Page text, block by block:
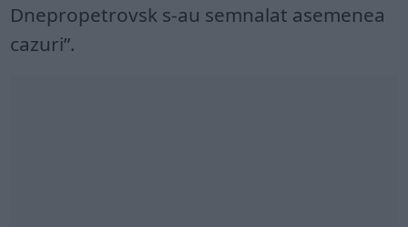
Dnepropetrovsk s-au semnalat asemenea
cazuri”.